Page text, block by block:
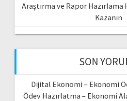
Araştırma ve Rapor
Kazanın
SON
Dijital Ekonomi – Ekonomi
Ödev Hazırlatma – Ekonomi